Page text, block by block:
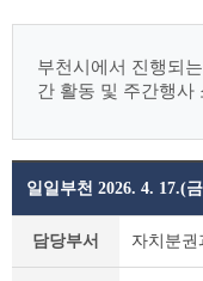
부천시에서 진행되
간 활동 및 주간행사
일일부천 2026. 4. 17.(
담당부서 자치분권